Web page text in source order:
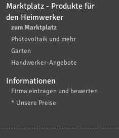
Marktplatz - Produkte für
den Heimwerker
zum Marktplatz
Photovoltaik und mehr
Garten
Handwerker-Angebote
Informationen
Firma eintragen und bewerten
* Unsere Preise